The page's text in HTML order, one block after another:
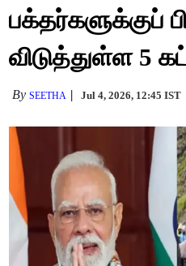
பக்தர்களுக்குப்
விடுத்துள்ள 5
BySEETHA Jul 4, 2026, 12:45 IST